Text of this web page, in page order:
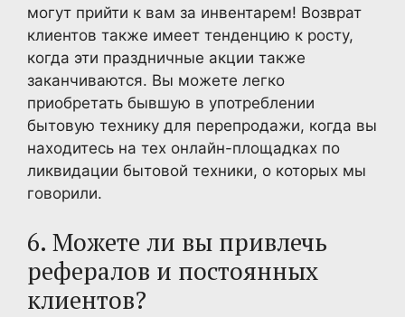
могут прийти к вам за инвентарем! Возврат
клиентов также имеет тенденцию к росту,
когда эти праздничные акции также
заканчиваются. Вы можете легко
приобретать бывшую в употреблении
бытовую технику для перепродажи, когда вы
находитесь на тех онлайн-площадках по
ликвидации бытовой техники, о которых мы
говорили.
6. Можете ли вы привлечь
рефералов и постоянных
клиентов?